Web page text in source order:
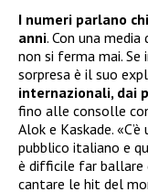
I numeri parlano
anni. Con una
non si ferma mai.
sorpresa è il suo
internazionali, dai
fino alle consolle
Alok e Kaskade.
pubblico italiano e
è difficile far ballare
cantare le hit del